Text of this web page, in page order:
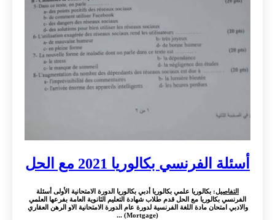
أسئلة الفرنسي بكالوريا 2021 مع الحل
التفاصيل: بكالوريا علمي بكالوريا أدبي بكالوريا الدورة الامتحانية الأولى أسئلة
الفرنسي بكالوريا مع الحل قدم طلاب شهادة التعليم الثانوية العامة بفرعها العلمي
والادبي امتحان مادة اللغة الفرنسية لدورة عام الدورة الامتحانية الاو الرهن العقاري
(Mortgage) ...